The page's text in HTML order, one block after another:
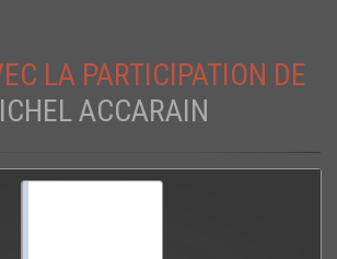
LA PARTICIPATION DE
ACCARAIN